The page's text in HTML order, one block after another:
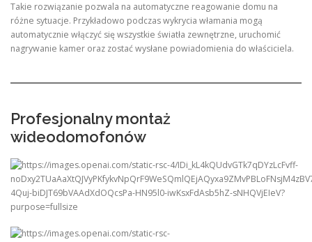
Takie rozwiązanie pozwala na automatyczne reagowanie domu na
różne sytuacje. Przykładowo podczas wykrycia włamania mogą
automatycznie włączyć się wszystkie światła zewnętrzne, uruchomić
nagrywanie kamer oraz zostać wysłane powiadomienia do właściciela.
Profesjonalny montaż
wideodomofonów